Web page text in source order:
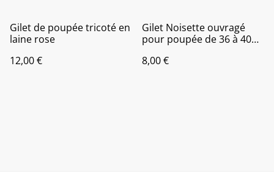
Gilet de poupée tricoté en
laine rose
12,00 €
Gilet Noisette ouvragé
pour poupée de 36 à 40
8,00 €